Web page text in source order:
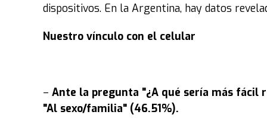
dispositivos. En la Argentina, hay datos
Nuestro vínculo con el celular
– Ante la pregunta "¿A qué sería más fácil
"Al sexo/familia" (46.51%).